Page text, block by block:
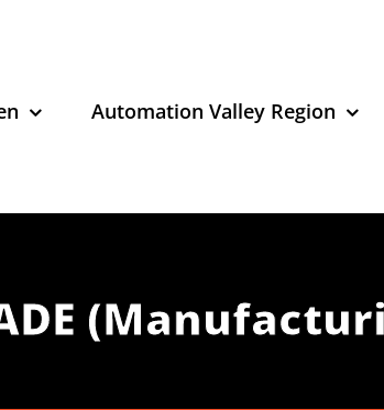
Automation Valley Region